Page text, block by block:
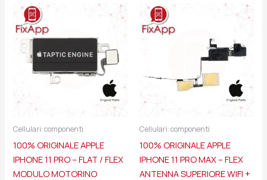
Cellulari: componenti
100% ORIGINALE APPLE
IPHONE 11 PRO – FLAT / FLEX
MODULO MOTORINO
Cellulari: componenti
100% ORIGINALE APPLE
IPHONE 11 PRO MAX – FLEX
ANTENNA SUPERIORE WIFI +